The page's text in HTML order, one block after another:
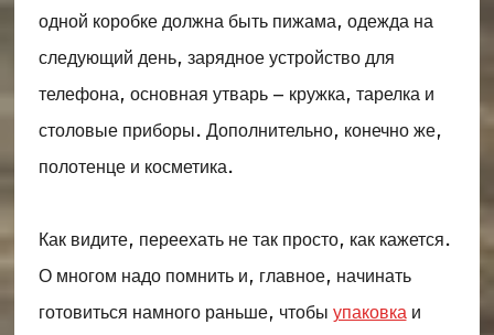
одной коробке должна быть пижама, одежда на
следующий день, зарядное устройство для
телефона, основная утварь – кружка, тарелка и
столовые приборы. Дополнительно, конечно же,
полотенце и косметика.
Как видите, переехать не так просто, как кажется.
О многом надо помнить и, главное, начинать
готовиться намного раньше, чтобы упаковкаи